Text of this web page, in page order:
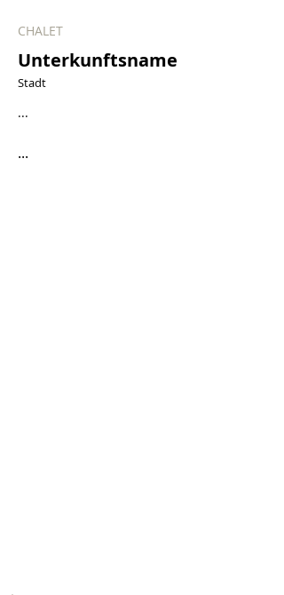
CHALET
Unterkunftsname
Stadt
...
...